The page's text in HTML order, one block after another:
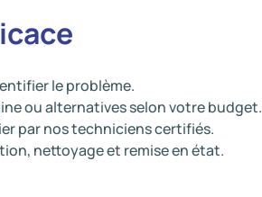
le problème.
ou alternatives selon votre budget.
par nos techniciens certifiés.
nettoyage et remise en état.